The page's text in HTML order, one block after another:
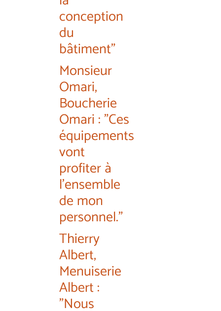
conception
du
bâtiment"
Monsieur
Omari,
Boucherie
Omari : "Ces
équipements
vont
profiter à
l'ensemble
de mon
personnel."
Thierry
Albert,
Menuiserie
Albert :
"Nous